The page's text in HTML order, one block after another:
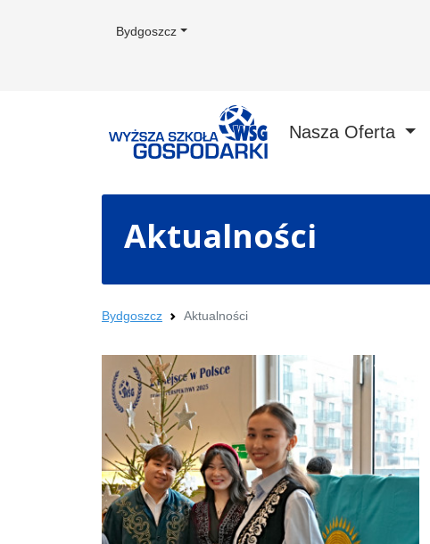
Bydgoszcz
Nasza Oferta
Aktualności
Bydgoszcz Aktualności